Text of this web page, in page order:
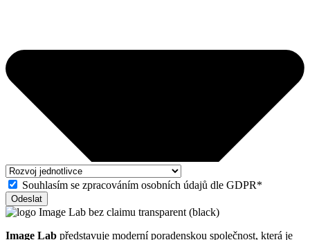
Souhlasím se zpracováním osobních údajů dle GDPR*
Odeslat
Image Lab představuje moderní poradenskou společnost, která je